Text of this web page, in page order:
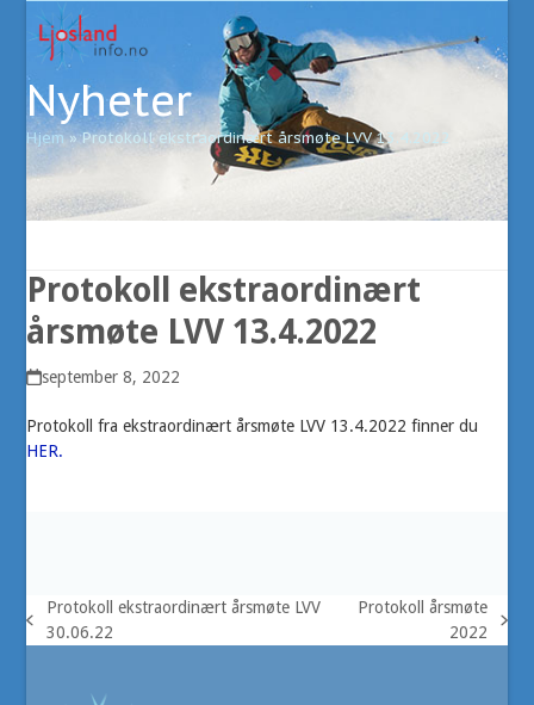
content
Open
mobile
menu
Close
mobile
menu
Nyheter
Hjem»Protokoll ekstraordinært årsmøte LVV 13.4.2022
Protokoll ekstraordinært
årsmøte LVV 13.4.2022
september 8, 2022
Protokoll fra ekstraordinært årsmøte LVV 13.4.2022 finner du
HER.
previous
Protokoll ekstraordinært årsmøte LVV
30.06.22
Protokoll årsmøte
2022